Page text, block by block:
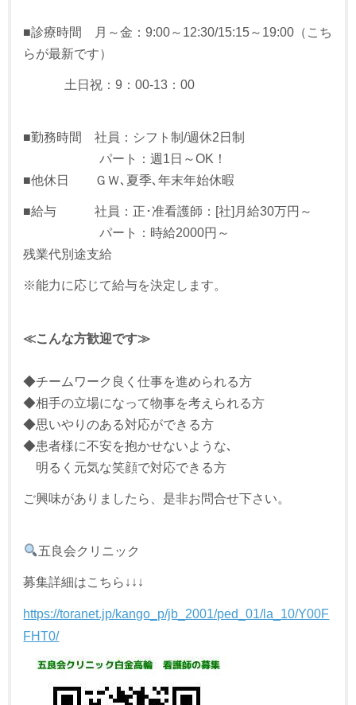
■診療時間 月～金：9:00～12:30/15:15～19:00（こち
らが最新です）
土日祝：9：00-13：00
■勤務時間 社員：シフト制/週休2日制
パート：週1日～OK！
■他休日 ＧＷ､夏季､年末年始休暇
■給与 社員：正･准看護師：[社]月給30万円～
パート：時給2000円～
残業代別途支給
※能力に応じて給与を決定します。
≪こんな方歓迎です≫
◆チームワーク良く仕事を進められる方
◆相手の立場になって物事を考えられる方
◆思いやりのある対応ができる方
◆患者様に不安を抱かせないような､
明るく元気な笑顔で対応できる方
ご興味がありましたら、是非お問合せ下さい。
五良会クリニック
募集詳細はこちら↓↓↓
https://toranet.jp/kango_p/jb_2001/ped_01/la_10/Y00F
FHT0/